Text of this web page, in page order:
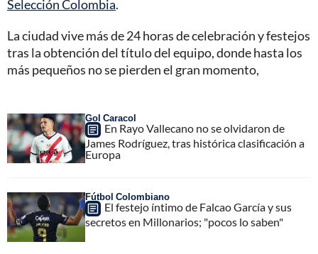
Selección Colombia.
La ciudad vive más de 24 horas de celebración y festejos
tras la obtención del título del equipo, donde hasta los
más pequeños no se pierden el gran momento,
Gol Caracol
En Rayo Vallecano no se olvidaron de
James Rodríguez, tras histórica clasificación a
Europa
Fútbol Colombiano
El festejo íntimo de Falcao García y sus
secretos en Millonarios; "pocos lo saben"